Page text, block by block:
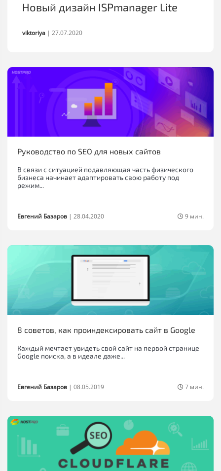
Новый дизайн ISPmanager Lite
viktoriya | 27.07.2020
Руководство по SEO для новых сайтов
В связи с ситуацией подавляющая часть физического
бизнеса начинает адаптировать свою работу под
режим...
Евгений Базаров | 28.04.2020 9 мин.
8 советов, как проиндексировать сайт в Google
Каждый мечтает увидеть свой сайт на первой странице
Google поиска, а в идеале даже...
Евгений Базаров | 08.05.2019 7 мин.